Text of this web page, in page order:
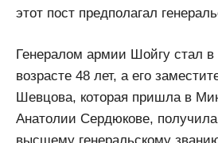
этот пост предполагал
Генералом армии Шойгу стал в
возрасте 48 лет, а его
Шевцова, которая пришла в
Анатолии Сердюкове,